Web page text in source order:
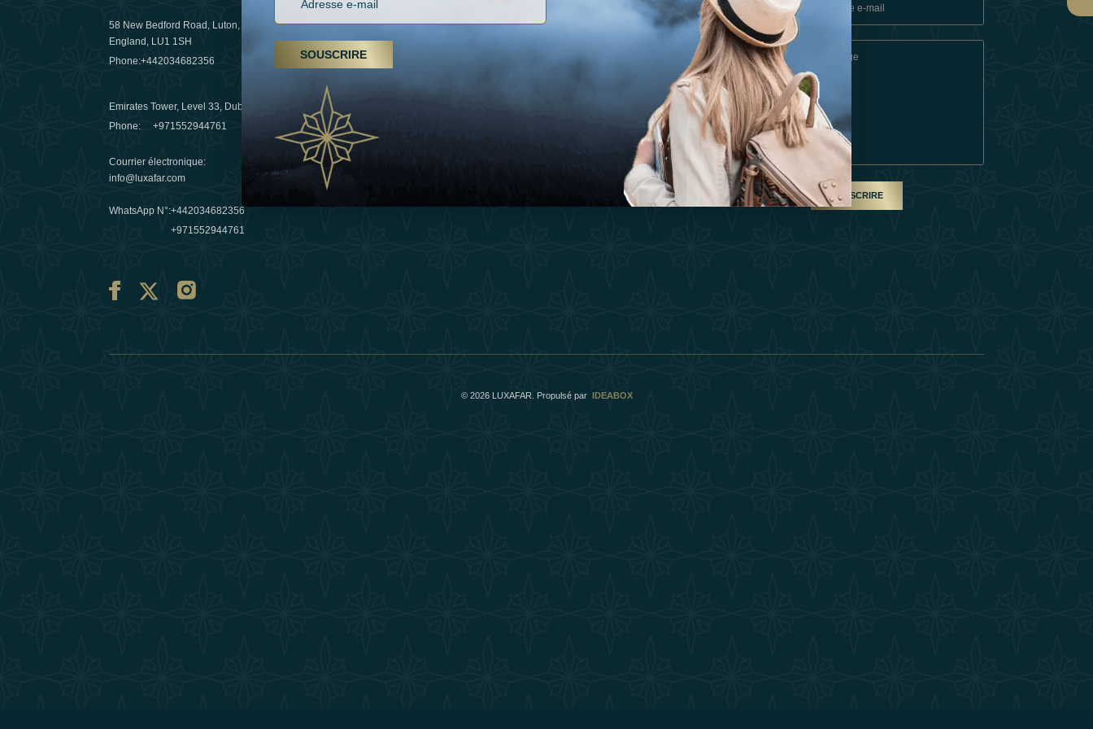
58 New Bedford Road, Luton,
England, LU1 1SH
Phone:+442034682356
Emirates Tower, Level 33, Dubai, UAE
Phone:+971552944761
Courrier électronique:
info@luxafar.com
WhatsApp N°:+442034682356
+971552944761
arabes unis s'imposent comme une
Evasions hivernales pour les voyageurs des
Émirats : redéfinir le voyage de luxe
10 March 2025
Inspirations
Termes Et Conditions
Devenez Partenaire
Our Team
SOUSCRIRE
© 2026 LUXAFAR. Propulsé par IDEABOX
SOUSCRIRE